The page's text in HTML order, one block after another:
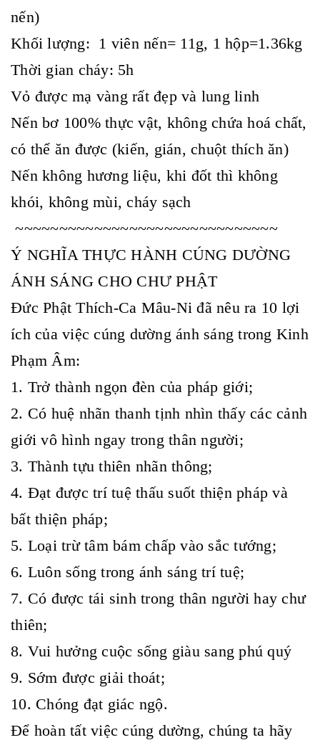
nến)
Khối lượng: 1 viên nến= 11g, 1 hộp=1.36kg
Thời gian cháy: 5h
Vỏ được mạ vàng rất đẹp và lung linh
Nến bơ 100% thực vật, không chứa hoá chất,
có thể ăn được (kiến, gián, chuột thích ăn)
Nến không hương liệu, khi đốt thì không
khói, không mùi, cháy sạch
~~~~~~~~~~~~~~~~~~~~~~~~~~~~~~
Ý NGHĨA THỰC HÀNH CÚNG DƯỜNG
ÁNH SÁNG CHO CHƯ PHẬT
Đức Phật Thích-Ca Mâu-Ni đã nêu ra 10 lợi
ích của việc cúng dường ánh sáng trong Kinh
Phạm Âm:
1. Trở thành ngọn đèn của pháp giới;
2. Có huệ nhãn thanh tịnh nhìn thấy các cảnh
giới vô hình ngay trong thân người;
3. Thành tựu thiên nhãn thông;
4. Đạt được trí tuệ thấu suốt thiện pháp và
bất thiện pháp;
5. Loại trừ tâm bám chấp vào sắc tướng;
6. Luôn sống trong ánh sáng trí tuệ;
7. Có được tái sinh trong thân người hay chư
thiên;
8. Vui hưởng cuộc sống giàu sang phú quý
9. Sớm được giải thoát;
10. Chóng đạt giác ngộ.
Để hoàn tất việc cúng dường, chúng ta hãy